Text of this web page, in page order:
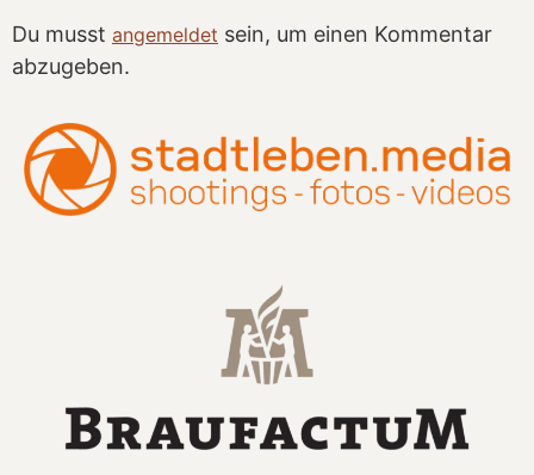
Du musst angemeldet sein, um einen Kommentar
abzugeben.